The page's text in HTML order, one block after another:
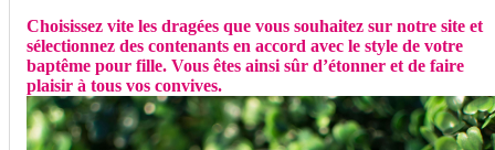
Choisissez vite les dragées que vous souhaitez sur notre site et
sélectionnez des contenants en accord avec le style de votre
baptême pour fille. Vous êtes ainsi sûr d’étonner et de faire
plaisir à tous vos convives.